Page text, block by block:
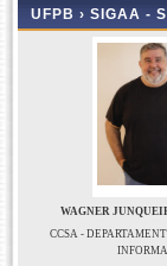
UFPB › SIGAA -
WAGNER
CCSA -